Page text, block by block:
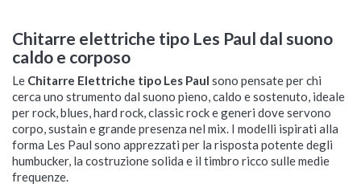
Chitarre elettriche tipo Les Paul dal suono
caldo e corposo
Le Chitarre Elettriche tipo Les Paul sono pensate per chi
cerca uno strumento dal suono pieno, caldo e sostenuto, ideale
per rock, blues, hard rock, classic rock e generi dove servono
corpo, sustain e grande presenza nel mix. I modelli ispirati alla
forma Les Paul sono apprezzati per la risposta potente degli
humbucker, la costruzione solida e il timbro ricco sulle medie
frequenze.